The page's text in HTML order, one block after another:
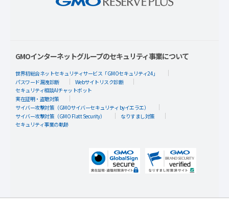
GMOインターネットグループのセキュリティ事業について
世界初総合ネットセキュリティサービス「GMOセキュリティ24」
パスワード漏洩診断
Webサイトリスク診断
セキュリティ相談AIチャットボット
実在証明・盗聴対策
サイバー攻撃対策（GMOサイバーセキュリティ byイエラエ）
サイバー攻撃対策（GMO Flatt Security）
なりすまし対策
セキュリティ事業の軌跡